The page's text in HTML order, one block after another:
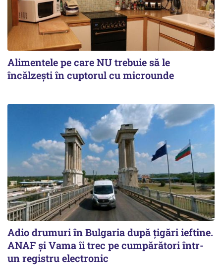
Alimentele pe care NU trebuie să le
încălzeşti în cuptorul cu microunde
Adio drumuri în Bulgaria după țigări ieftine.
ANAF și Vama îi trec pe cumpărători într-
un registru electronic